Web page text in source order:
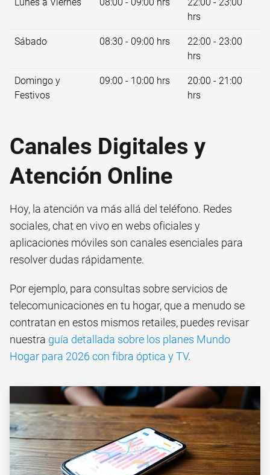
hrs
Sábado 08:30 - 09:00 hrs
22:00 - 23:00
hrs
Domingo y
Festivos
09:00 - 10:00 hrs
20:00 - 21:00
hrs
Canales Digitales y
Atención Online
Hoy, la atención va más allá del teléfono. Redes
sociales, chat en vivo en webs oficiales y
aplicaciones móviles son canales esenciales para
resolver dudas rápidamente.
Por ejemplo, para consultas sobre servicios de
telecomunicaciones en tu hogar, que a menudo se
contratan en estos mismos retailes, puedes revisar
nuestra guía detallada sobre los planes Mundo
Hogar para 2026 con fibra óptica y TV.